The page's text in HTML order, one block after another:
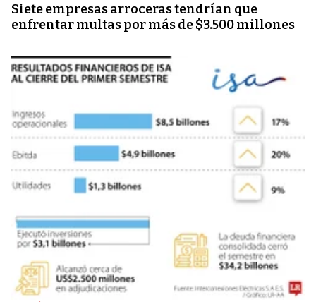
Siete empresas arroceras tendrían que
enfrentar multas por más de $3.500 millones